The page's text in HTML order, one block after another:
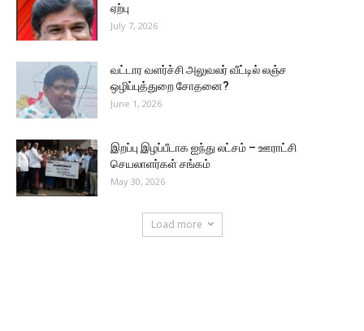
ஏற்பு
July 7, 2026
வட்டார வளர்ச்சி அலுவலர் வீட்டில் லஞ்ச
ஒழிப்புத்துறை சோதனை?
June 1, 2026
இறப்பு இழப்பீடாக ஐந்து லட்சம் – ஊராட்சி
செயலாளர்கள் சங்கம்
May 30, 2026
Load more